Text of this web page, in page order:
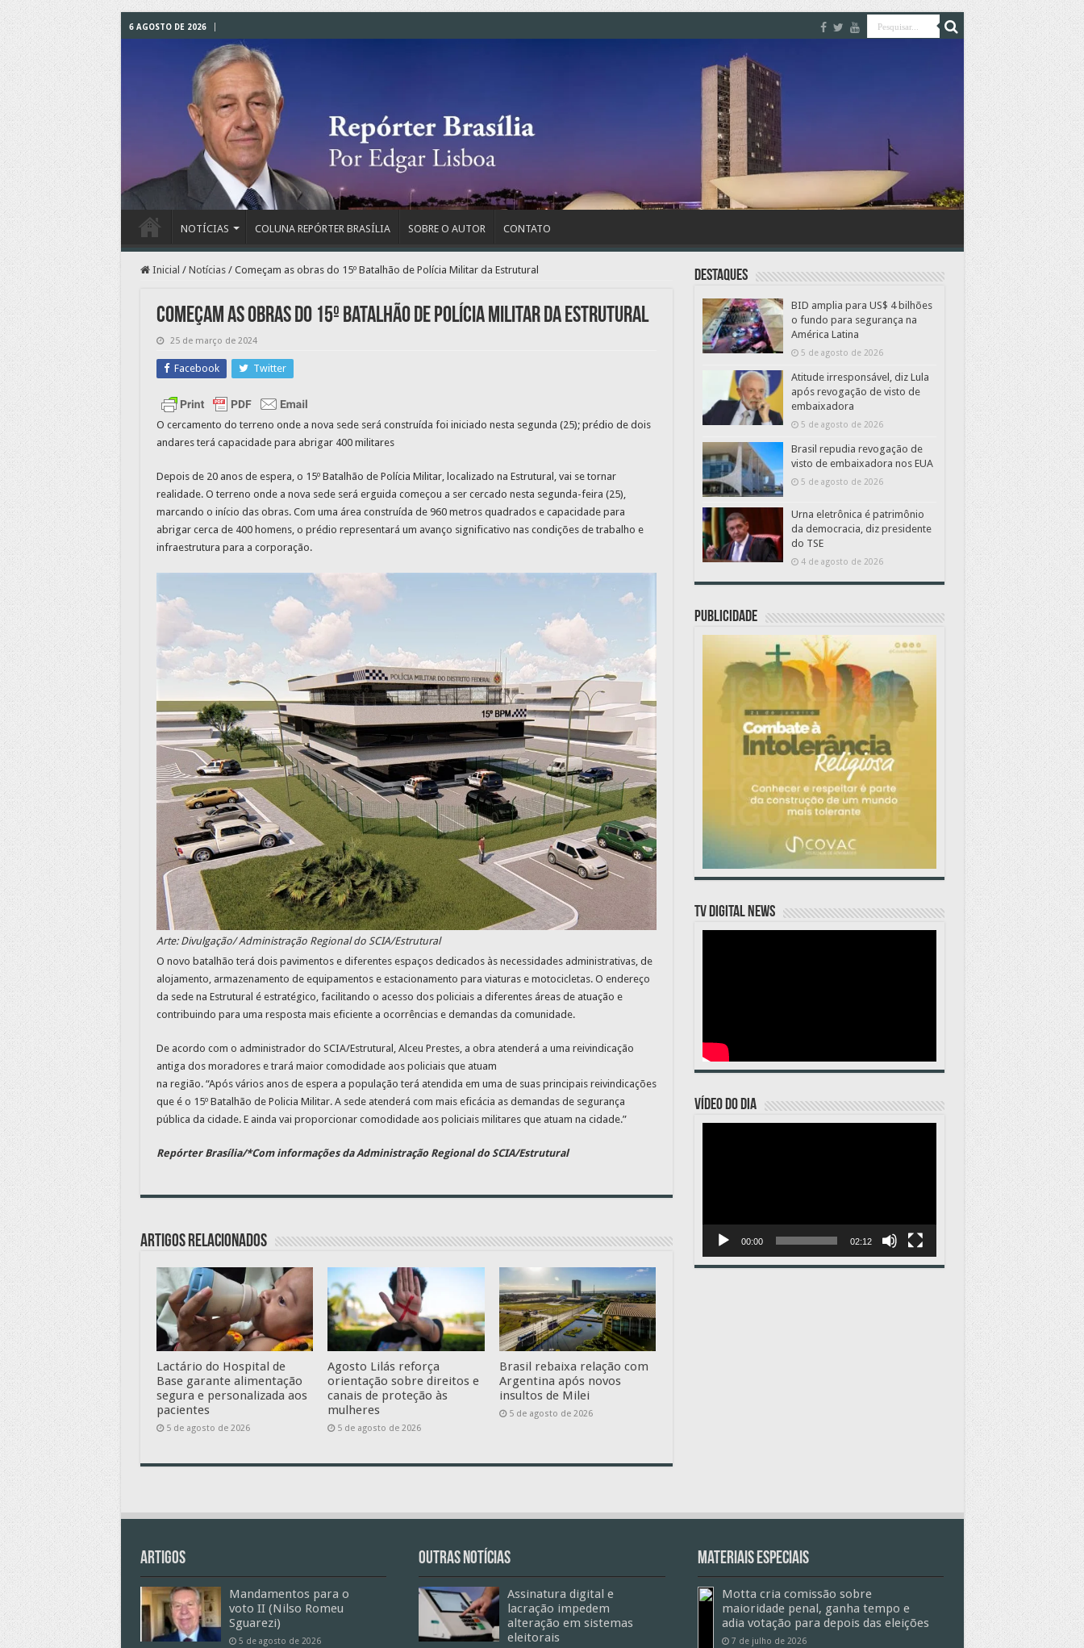
6 AGOSTO DE 2026
NOTÍCIAS COLUNA REPÓRTER BRASÍLIA SOBRE O AUTOR CONTATO
Inicial / Notícias / Começam as obras do 15º Batalhão de Polícia Militar da Estrutural
Começam as obras do 15º Batalhão de Polícia Militar da Estrutural
25 de março de 2024
Facebook Twitter
O cercamento do terreno onde a nova sede será construída foi iniciado nesta segunda (25); prédio de dois
andares terá capacidade para abrigar 400 militares
Depois de 20 anos de espera, o 15º Batalhão de Polícia Militar, localizado na Estrutural, vai se tornar
realidade. O terreno onde a nova sede será erguida começou a ser cercado nesta segunda-feira (25),
marcando o início das obras. Com uma área construída de 960 metros quadrados e capacidade para
abrigar cerca de 400 homens, o prédio representará um avanço significativo nas condições de trabalho e
infraestrutura para a corporação.
Arte: Divulgação/ Administração Regional do SCIA/Estrutural
O novo batalhão terá dois pavimentos e diferentes espaços dedicados às necessidades administrativas, de
alojamento, armazenamento de equipamentos e estacionamento para viaturas e motocicletas. O endereço
da sede na Estrutural é estratégico, facilitando o acesso dos policiais a diferentes áreas de atuação e
contribuindo para uma resposta mais eficiente a ocorrências e demandas da comunidade.
De acordo com o administrador do SCIA/Estrutural, Alceu Prestes, a obra atenderá a uma reivindicação
antiga dos moradores e trará maior comodidade aos policiais que atuam
na região. “Após vários anos de espera a população terá atendida em uma de suas principais reivindicações
que é o 15º Batalhão de Policia Militar. A sede atenderá com mais eficácia as demandas de segurança
pública da cidade. E ainda vai proporcionar comodidade aos policiais militares que atuam na cidade.”
Repórter Brasília/*Com informações da Administração Regional do SCIA/Estrutural
Artigos relacionados
Lactário do Hospital de
Base garante alimentação
segura e personalizada aos
pacientes
5 de agosto de 2026
Agosto Lilás reforça
orientação sobre direitos e
canais de proteção às
mulheres
5 de agosto de 2026
Brasil rebaixa relação com
Argentina após novos
insultos de Milei
5 de agosto de 2026
Destaques
BID amplia para US$ 4 bilhões
o fundo para segurança na
América Latina
5 de agosto de 2026
Atitude irresponsável, diz Lula
após revogação de visto de
embaixadora
5 de agosto de 2026
Brasil repudia revogação de
visto de embaixadora nos EUA
5 de agosto de 2026
Urna eletrônica é patrimônio
da democracia, diz presidente
do TSE
4 de agosto de 2026
PUBLICIDADE
TV DIGITAL NEWS
VÍDEO DO DIA
00:00 02:12
Artigos
Mandamentos para o
voto II (Nilso Romeu
Sguarezi)
5 de agosto de 2026
Outras Notícias
Assinatura digital e
lacração impedem
alteração em sistemas
eleitorais
Materiais especiais
Motta cria comissão sobre
maioridade penal, ganha tempo e
adia votação para depois das eleições
7 de julho de 2026